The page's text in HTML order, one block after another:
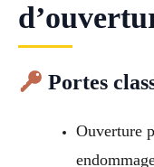
Portes
Ouverture